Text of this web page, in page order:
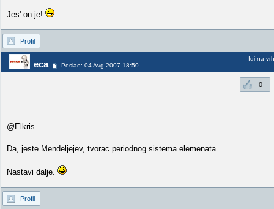
Jes' on je!
Profil
eca Poslao: 04 Avg 2007 18:50
Idi na vrh
0
@Elkris
Da, jeste Mendeljejev, tvorac periodnog sistema elemenata.
Nastavi dalje.
Profil